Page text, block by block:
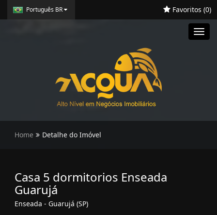
Português BR Favoritos (0)
Home Detalhe do Imóvel
Casa 5 dormitorios Enseada
Guarujá
Enseada - Guarujá (SP)